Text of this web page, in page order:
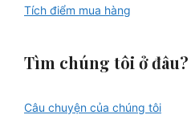
Tích điểm mua hàng
Tìm chúng tôi ở đâu?
Câu chuyện của chúng tôi